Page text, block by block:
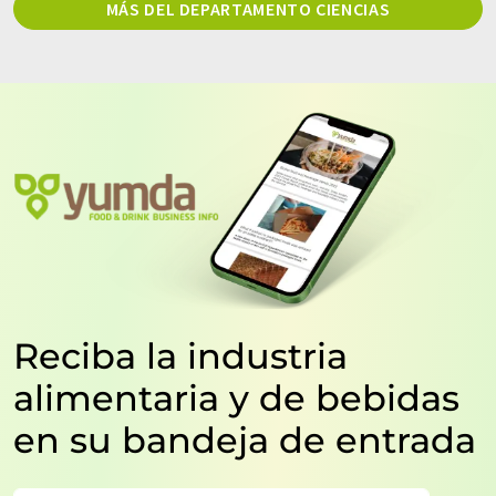
MÁS DEL DEPARTAMENTO CIENCIAS
Reciba la industria
alimentaria y de bebidas
en su bandeja de entrada